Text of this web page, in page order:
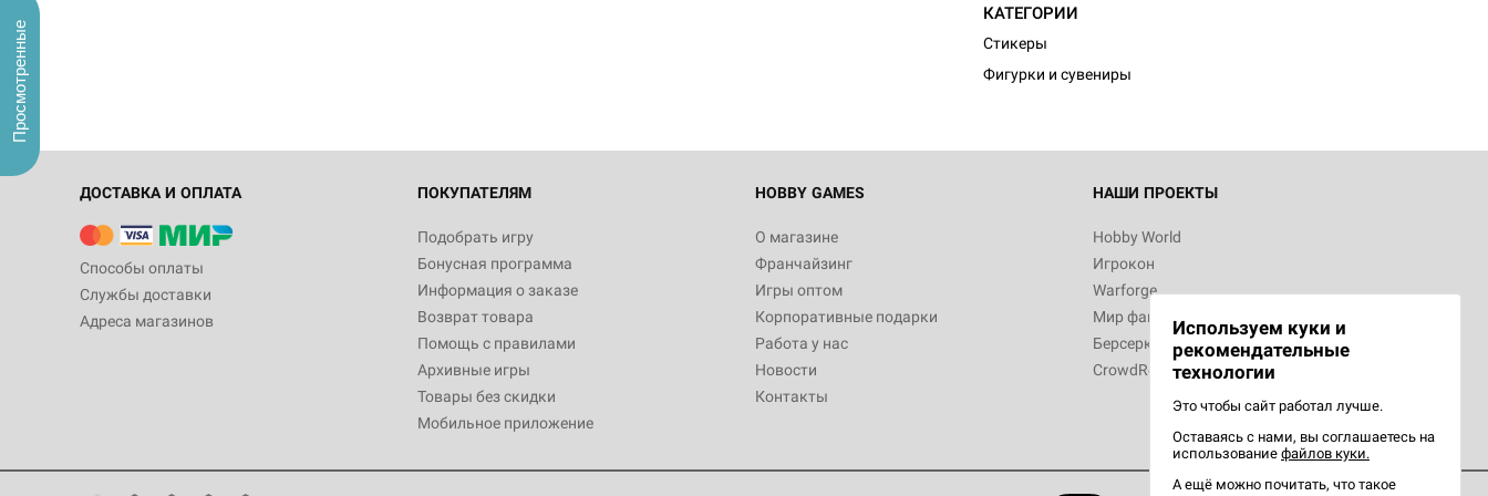
КАТЕГОРИИ
Стикеры
Фигурки и сувениры
ДОСТАВКА И ОПЛАТА
Способы оплаты
Службы доставки
Адреса магазинов
ПОКУПАТЕЛЯМ
Подобрать игру
Бонусная программа
Информация о заказе
Возврат товара
Помощь с правилами
Архивные игры
Товары без скидки
Мобильное приложение
HOBBY GAMES
О магазине
Франчайзинг
Игры оптом
Корпоративные подарки
Работа у нас
Новости
Контакты
НАШИ ПРОЕКТЫ
Hobby World
Игрокон
Warforge
Мир фантастики
Берсерк
CrowdRepublic
Используем куки и
рекомендательные
технологии
Это чтобы сайт работал лучше.
Оставаясь с нами, вы соглашаетесь на
использование файлов куки.
А ещё можно почитать, что такое
Просмотренные
Белая смерть
12 990
Настольная игра Hobby World Берсерк.
3 490